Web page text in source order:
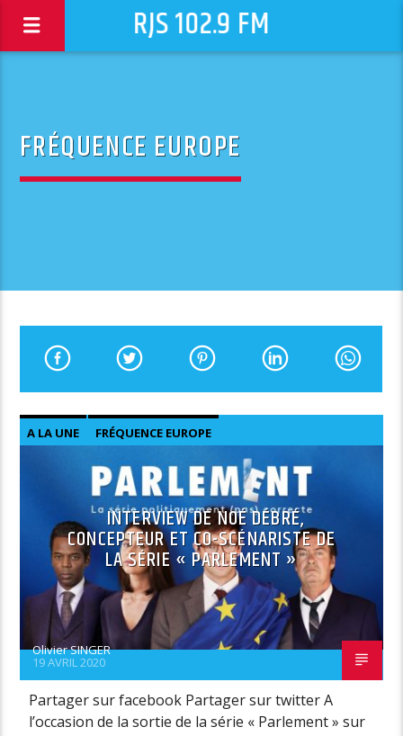
RJS 102.9 FM
FRÉQUENCE EUROPE
A LA UNE FRÉQUENCE EUROPE
INTERVIEW DE NOÉ DÉBRÉ,
CONCEPTEUR ET CO-SCÉNARISTE DE
LA SÉRIE « PARLEMENT »
Olivier SINGER
19 AVRIL 2020
Partager sur facebook Partager sur twitter A
l’occasion de la sortie de la série « Parlement » sur